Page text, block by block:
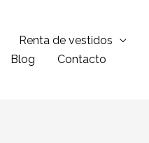
Renta de vestidos
Blog Contacto